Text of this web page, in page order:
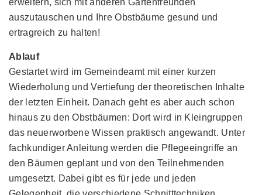
auszutauschen und Ihre Obstbäume gesund und
ertragreich zu halten!
Ablauf
Gestartet wird im Gemeindeamt mit einer kurzen
Wiederholung und Vertiefung der theoretischen Inhalte
der letzten Einheit. Danach geht es aber auch schon
hinaus zu den Obstbäumen: Dort wird in Kleingruppen
das neuerworbene Wissen praktisch angewandt. Unter
fachkundiger Anleitung werden die Pflegeeingriffe an
den Bäumen geplant und von den Teilnehmenden
umgesetzt. Dabei gibt es für jede und jeden